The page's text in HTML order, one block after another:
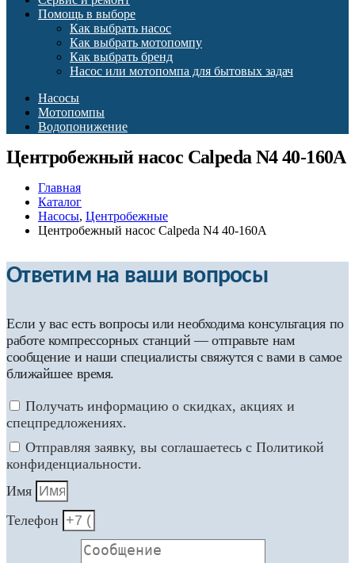
Помощь в выборе
Как выбрать насос
Как выбрать мотопомпу
Как выбрать бренд
Насос или мотопомпа для бытовых задач
Насосы
Мотопомпы
Водопонижение
Центробежный насос Calpeda N4 40-160A
Главная
Каталог
Насосы, Центробежные
Центробежный насос Calpeda N4 40-160A
Ответим на ваши вопросы
Если у вас есть вопросы или необходима консультация по
работе компрессорных станций — отправьте нам
сообщение и наши специалисты свяжутся с вами в самое
ближайшее время.
Получать информацию о скидках, акциях и
спецпредложениях.
Отправляя заявку, вы соглашаетесь с Политикой
конфиденциальности.
Имя
Телефон